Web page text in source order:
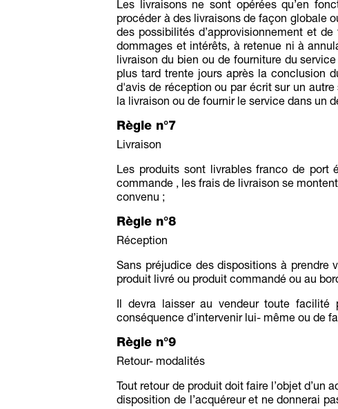
Les livraisons ne sont opérées qu’en
procéder à des livraisons de façon globale
des possibilités d’approvisionnement et
dommages et intérêts, à retenue ni à
livraison du bien ou de fourniture du
plus tard trente jours après la conclusion
d'avis de réception ou par écrit sur un
la livraison ou de fournir le service dans un
Règle n°7
Livraison
Les produits sont livrables franco de port
commande , les frais de livraison se
convenu ;
Règle n°8
Réception
Sans préjudice des dispositions à prendre
produit livré ou produit commandé ou au
Il devra laisser au vendeur toute facilité
conséquence d’intervenir lui- même ou de
Règle n°9
Retour- modalités
Tout retour de produit doit faire l’objet
disposition de l’acquéreur et ne donnerai